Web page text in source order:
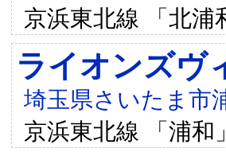
京浜東北線 「北浦
ライオンズヴ
埼玉県さいたま市
京浜東北線 「浦和